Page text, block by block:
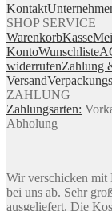
Kontakt
SHOP SERVICE
WarenkorbKasse
KontoWunschliste
widerrufenZahlung
Versand
ZAHLUNG
Zahlungsarten:
Abholung
Wir verschicken mit
bei uns ab. Sehr
ausgeliefert. Die